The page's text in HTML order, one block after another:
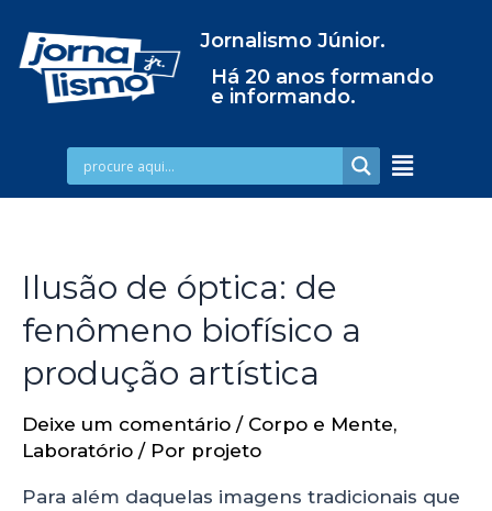
Jornalismo Júnior.
Há 20 anos formando
e informando.
Ilusão de óptica: de
fenômeno biofísico a
produção artística
Deixe um comentário / Corpo e Mente,
Laboratório / Por projeto
Para além daquelas imagens tradicionais que